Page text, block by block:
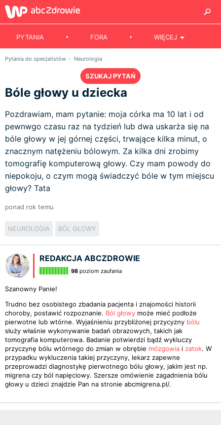
PYTANIA FORA WIĘCEJ
Pytania do specjalistów Neurologia
SZUKAJ PYTAŃ
Bóle głowy u dziecka
Pozdrawiam, mam pytanie: moja córka ma 10 lat i od
pewnwgo czasu raz na tydzień lub dwa uskarża się na
bóle głowy w jej górnej części, trwające kilka minut, o
znacznym natężeniu bólowym. Za kilka dni zrobimy
tomografię komputerową głowy. Czy mam powody do
niepokoju, o czym mogą świadczyć bóle w tym miejscu
głowy? Tata
ponad rok temu
NEUROLOGIA BÓL GŁOWY
REDAKCJA ABCZDROWIE
98 poziom zaufania
Szanowny Panie!
Trudno bez osobistego zbadania pacjenta i znajomości historii
choroby, postawić rozpoznanie. Ból głowy może mieć podłoże
pierwotne lub wtórne. Wyjaśnieniu przybliżonej przycyzny bólu
służy właśnie wykonywanie badań obrazowych, takich jak
tomografia komputerowa. Badanie potwierdzi bądź wykluczy
przyczynę bólu wtórnego do zmian w obrębie mózgowia i zatok. W
przypadku wykluczenia takiej przyczyny, lekarz zapewne
przeprowadzi diagnostykę pierwotnego bólu głowy, jakim jest np.
migrena czy ból napięciowy. Szersze omówienie zagadnienia bólu
głowy u dzieci znajdzie Pan na stronie abcmigrena.pl/.